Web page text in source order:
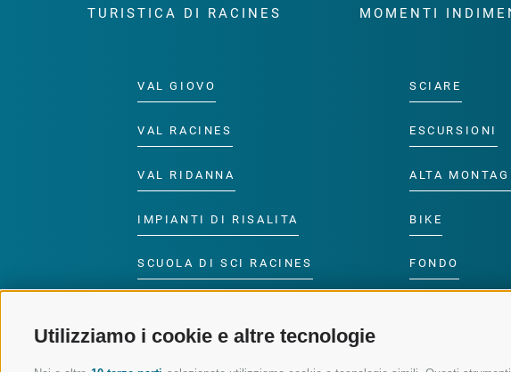
Utilizziamo i cookie e altre tecnologie
TURISTICA DI RACINES
VAL GIOVO
VAL RACINES
VAL RIDANNA
IMPIANTI DI RISALITA
SCUOLA DI SCI RACINES
RACINES
MOMENTI
SCIARE
ESCURSIONI
ALTA
BIKE
FONDO